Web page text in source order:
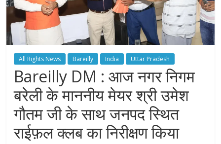
All Rights News Bareilly India Uttar Pradesh
Bareilly DM : आज नगर निगम
बरेली के माननीय मेयर श्री उमेश
गौतम जी के साथ जनपद स्थित
राईफ़ल क्लब का निरीक्षण किया